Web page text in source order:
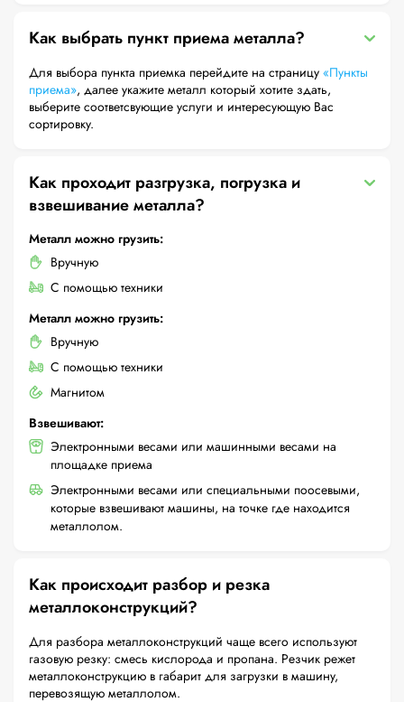
Как выбрать пункт приема металла?
Для выбора пункта приемка перейдите на страницу «Пункты
приема», далее укажите металл который хотите здать,
выберите соответсвующие услуги и интересующую Вас
сортировку.
Как проходит разгрузка, погрузка и
взвешивание металла?
Металл можно грузить:
Вручную
С помощью техники
Металл можно грузить:
Вручную
С помощью техники
Магнитом
Взвешивают:
Электронными весами или машинными весами на
площадке приема
Электронными весами или специальными поосевыми,
которые взвешивают машины, на точке где находится
металлолом.
Как происходит разбор и резка
металлоконструкций?
Для разбора металлоконструкций чаще всего используют
газовую резку: смесь кислорода и пропана. Резчик режет
металлоконструкцию в габарит для загрузки в машину,
перевозящую металлолом.